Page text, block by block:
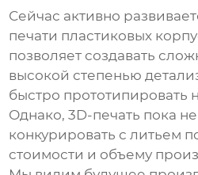
Сейчас активно
печати пластиковых
позволяет создавать
высокой степенью
быстро прототипировать
Однако, 3D-печать пока
конкурировать с литьем
стоимости и объему